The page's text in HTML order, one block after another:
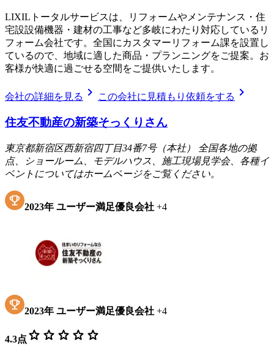
LIXILトータルサービスは、リフォームやメンテナンス・住
宅設設備機器・建材の工事など多岐にわたり対応しているリ
フォーム会社です。全国にカスタマーリフォーム課を設置し
ているので、地域に適した商品・プランニングをご提案。お
客様が快適に過ごせる空間をご提供いたします。
会社の詳細を見る chevron_right この会社に見積もり依頼をする chevron_right
住友不動産の新築そっくりさん
東京都新宿区西新宿四丁目34番7号（本社） 全国各地の拠
点、ショールーム、モデルハウス、施工現場見学会、各種イ
ベントについてはホームページをご覧ください。
2023年 ユーザー満足優良会社 +4
2023年 ユーザー満足優良会社 +4
4.3点 star star star star star